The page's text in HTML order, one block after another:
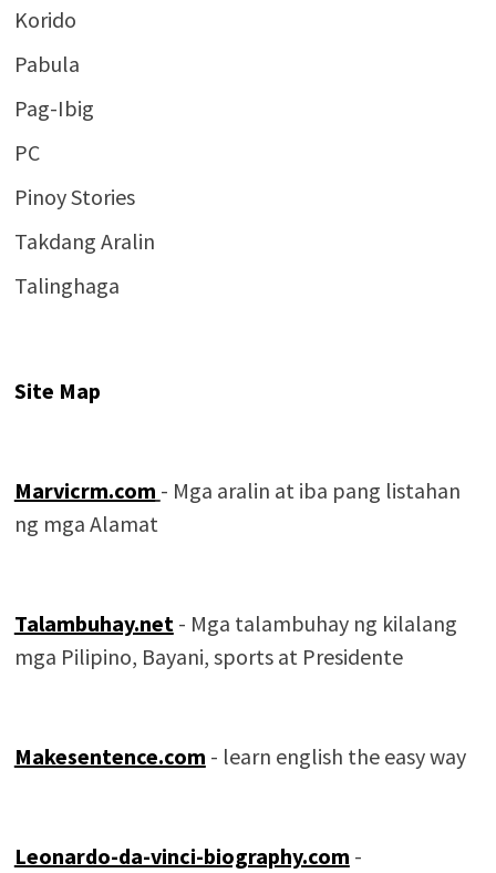
Korido
Pabula
Pag-Ibig
PC
Pinoy Stories
Takdang Aralin
Talinghaga
Site Map
Marvicrm.com - Mga aralin at iba pang listahan
ng mga Alamat
Talambuhay.net- Mga talambuhay ng kilalang
mga Pilipino, Bayani, sports at Presidente
Makesentence.com - learn english the easy way
Leonardo-da-vinci-biography.com -